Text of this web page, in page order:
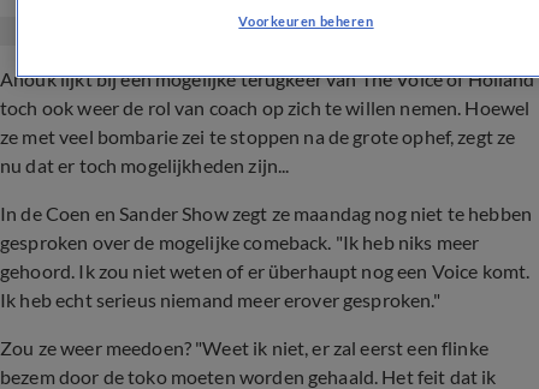
Anouk lijkt bij een mogelijke terugkeer van The Voice of Holland
toch ook weer de rol van coach op zich te willen nemen. Hoewel
ze met veel bombarie zei te stoppen na de grote ophef, zegt ze
nu dat er toch mogelijkheden zijn...
In de Coen en Sander Show zegt ze maandag nog niet te hebben
gesproken over de mogelijke comeback. "Ik heb niks meer
gehoord. Ik zou niet weten of er überhaupt nog een Voice komt.
Ik heb echt serieus niemand meer erover gesproken."
Zou ze weer meedoen? "Weet ik niet, er zal eerst een flinke
bezem door de toko moeten worden gehaald. Het feit dat ik
Voorkeuren beheren